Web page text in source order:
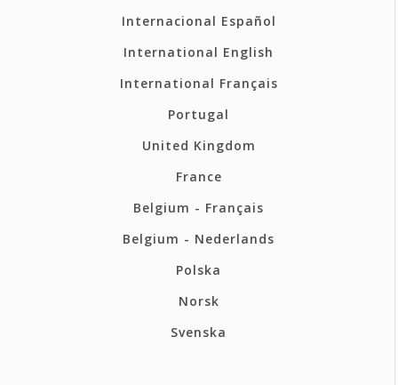
Internacional Español
International English
International Français
Portugal
United Kingdom
France
Belgium - Français
Belgium - Nederlands
Polska
Norsk
Svenska